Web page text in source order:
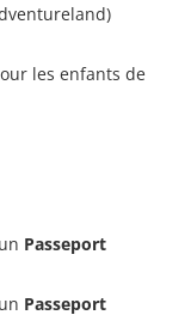
les enfants de
Passeport
Passeport